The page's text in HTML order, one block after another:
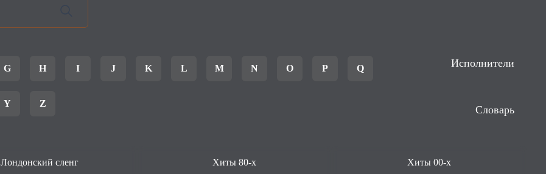
G H I J K L M N O P Q
Y Z
Исполнители
Словарь
Лондонский сленг Хиты 80-х Хиты 00-х